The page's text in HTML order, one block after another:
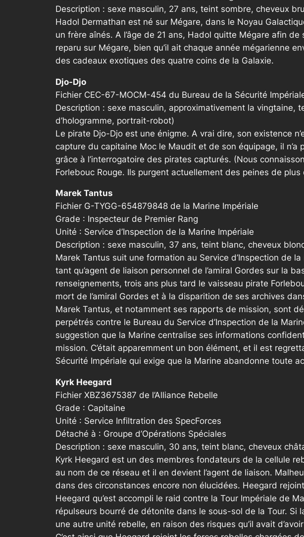
Description : sexe masculin, 27 ans, teint sombre, cheveux
Hadol Dermathan est né sur Mégare, dans le Noyau
un frère aînés. A l’âge de 21 ans, Hadol quitte Mégare afin
reparu sur Mégare, bien qu’il ait chaque année mégarienne
des cadeaux exotiques des quatre coins de la Galaxie.
Djo-Djo
Fichier CEC-67-MOCM-454 du Bureau de la Sécurité
Description : sexe masculin, approximativement la vingtaine,
d’hologramme, portrait-robot)
Le pirate Djo-Djo est une énigme. A vrai dire, son existence
capture du capitaine Moc le Maudit et de son équipage, il
grâce à l’interrogatoire des pirates capturés. (Nous
Forlebouc Rouge. Ils purgent actuellement des peines de
Marek Tantus
Fichier G-TYGG-654879848 de la Marine Impériale
Grade : Inspecteur de Premier Rang
Unité : Service d’Inspection de la Marine Impériale
Description : sexe masculin, 37 ans, teint blanc, cheveux
Marek Tantus suit une formation au Service d’Inspection de
tant qu’agent de liaison personnel de l’amiral Gordes sur la
renseignements, trois ans plus tard le vaisseau pirate
mort de l’amiral Gordes et à la disparition de ses archives
Marek Tantus, et notamment ses rapports de mission, sont
perpétrés contre le Bureau du Service d’Inspection de la
suggestion que la Marine centralise ses informations
mission. C’était apparemment un bon élément, et il est
Sécurité Impériale qui exige que la Marine abandonne toute
Kyrk Heegard
Fichier XBZ3675387 de l’Alliance Rebelle
Grade : Capitaine
Unité : Service Infiltration des SpecForces
Détaché à : Groupe d’Opérations Spéciales
Description : sexe masculin, 30 ans, teint blanc, cheveux
Kyrk Heegard est un des membres fondateurs de la cellule
au nom de ce réseau et il en devient l’agent de liaison.
dans des circonstances encore non élucidées. Heegard
Heegard qu’est accompli le raid contre la Tour Impériale de
répulseurs bourré de détonite dans le sous-sol de la Tour.
une autre unité rebelle, en raison des risques qu’il avait